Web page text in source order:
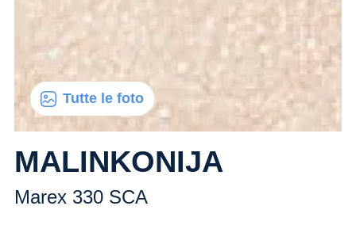
Tutte le foto
MALINKONIJA
Marex 330 SCA